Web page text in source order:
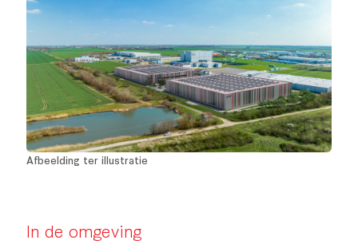
Afbeelding ter illustratie
In de omgeving